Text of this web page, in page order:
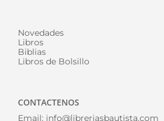
Novedades
Libros
Biblias
Libros de Bolsillo
CONTACTENOS
Email: info@libreriasbautista.com